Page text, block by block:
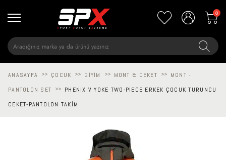
0
ANASAYFA >> ÇOCUK >> GIYIM >> MONT & CEKET >>
MONT -
PANTOLON SET
>>
PHENIX V YOKE TWO-PIECE ERKEK ÇOCUK TURUNCU
CEKET-PANTOLON TAKIM